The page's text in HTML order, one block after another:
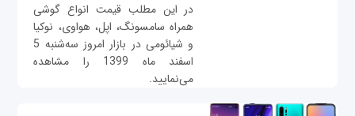
در این مطلب قیمت انواع گوشی
همراه سامسونگ، اپل، هواوی، نوکیا
و شیائومی در بازار امروز سه‌‌شنبه 5
اسفند ماه 1399 را مشاهده
می‌نمایید.